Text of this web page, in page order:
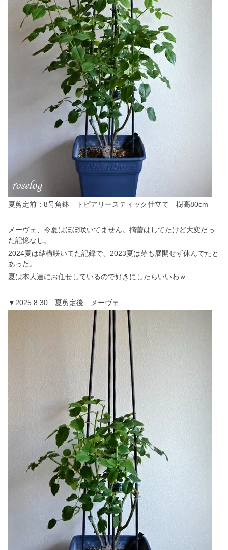
夏剪定前：8号角鉢 トピアリースティック仕立て 樹高80cm
メーヴェ、今夏はほぼ咲いてません。摘蕾はしてたけど大変だっ
た記憶なし。
2024夏は結構咲いてた記録で、2023夏は芽も展開せず休んでたと
あった。
夏は本人達にお任せしているので好きにしたらいいわｗ
▼2025.8.30 夏剪定後 メーヴェ